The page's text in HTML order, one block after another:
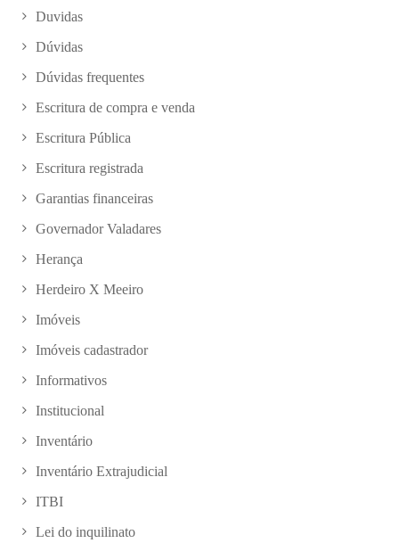
Duvidas
Dúvidas
Dúvidas frequentes
Escritura de compra e venda
Escritura Pública
Escritura registrada
Garantias financeiras
Governador Valadares
Herança
Herdeiro X Meeiro
Imóveis
Imóveis cadastrador
Informativos
Institucional
Inventário
Inventário Extrajudicial
ITBI
Lei do inquilinato